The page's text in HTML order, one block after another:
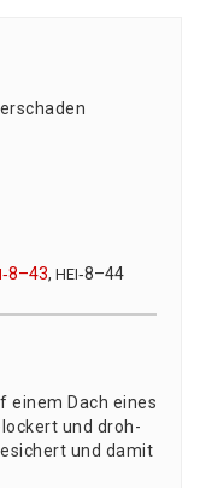
‑8–43, HEI‑8–44
einem Dach eines
und droh­
und damit